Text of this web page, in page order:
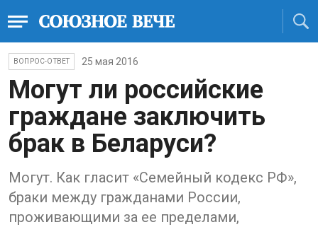
ВОПРОС-ОТВЕТ 25 мая 2016
Могут ли российские
граждане заключить
брак в Беларуси?
Могут. Как гласит «Семейный кодекс РФ»,
браки между гражданами России,
проживающими за ее пределами,